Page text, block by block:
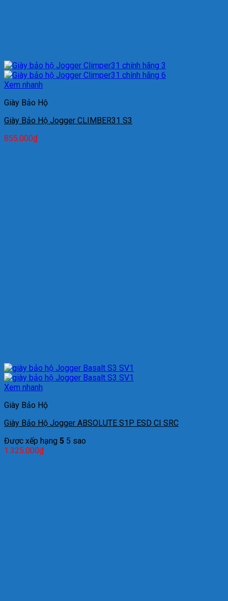
Xem nhanh
Giày Bảo Hộ
Giày Bảo Hộ Jogger CLIMBER31 S3
855.000₫
Xem nhanh
Giày Bảo Hộ
Giày Bảo Hộ Jogger ABSOLUTE S1P ESD CI SRC
Được xếp hạng 5 5 sao
1.325.000₫